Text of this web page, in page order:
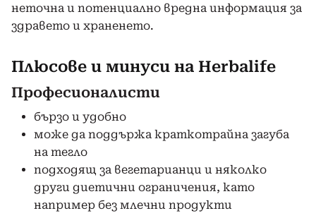
неточна и потенциално вредна информация за
здравето и храненето.
Плюсове и минуси на Herbalife
Професионалисти
бързо и удобно
може да поддържа краткотрайна загуба
на тегло
подходящ за вегетарианци и няколко
други диетични ограничения, като
например без млечни продукти